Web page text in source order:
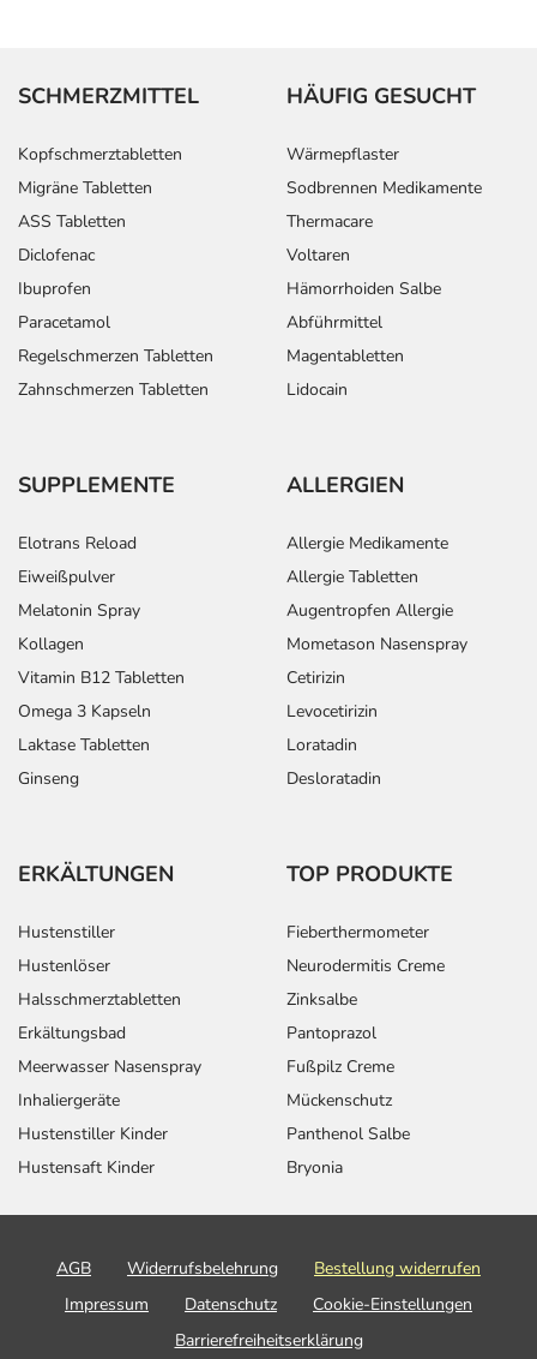
SCHMERZMITTEL
Kopfschmerztabletten
Migräne Tabletten
ASS Tabletten
Diclofenac
Ibuprofen
Paracetamol
Regelschmerzen Tabletten
Zahnschmerzen Tabletten
HÄUFIG GESUCHT
Wärmepflaster
Sodbrennen Medikamente
Thermacare
Voltaren
Hämorrhoiden Salbe
Abführmittel
Magentabletten
Lidocain
SUPPLEMENTE
Elotrans Reload
Eiweißpulver
Melatonin Spray
Kollagen
Vitamin B12 Tabletten
Omega 3 Kapseln
Laktase Tabletten
Ginseng
ALLERGIEN
Allergie Medikamente
Allergie Tabletten
Augentropfen Allergie
Mometason Nasenspray
Cetirizin
Levocetirizin
Loratadin
Desloratadin
ERKÄLTUNGEN
Hustenstiller
Hustenlöser
Halsschmerztabletten
Erkältungsbad
Meerwasser Nasenspray
Inhaliergeräte
Hustenstiller Kinder
Hustensaft Kinder
TOP PRODUKTE
Fieberthermometer
Neurodermitis Creme
Zinksalbe
Pantoprazol
Fußpilz Creme
Mückenschutz
Panthenol Salbe
Bryonia
AGB Widerrufsbelehrung
Bestellung widerrufen
Impressum
Datenschutz
Cookie-Einstellungen
Barrierefreiheitserklärung